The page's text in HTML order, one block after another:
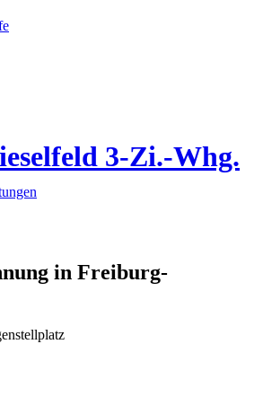
3-Zi.-Whg.
in Freiburg-